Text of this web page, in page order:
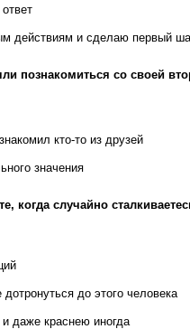
действиям и сделаю первый
познакомиться со своей
кто-то из друзей
значения
когда случайно
до этого человека
и даже краснею иногда